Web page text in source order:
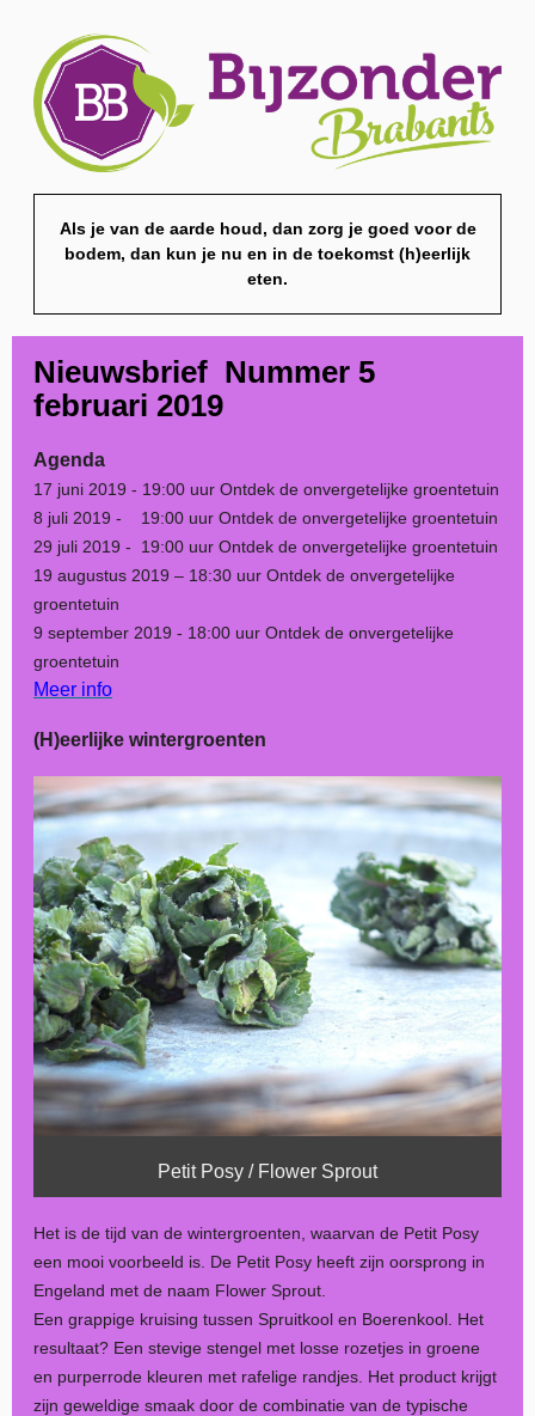
Als je van de aarde houd, dan zorg je goed voor de
bodem, dan kun je nu en in de toekomst (h)eerlijk
eten.
Nieuwsbrief Nummer 5
februari 2019
Agenda
17 juni 2019 - 19:00 uur Ontdek de onvergetelijke groentetuin
8 juli 2019 - 19:00 uur Ontdek de onvergetelijke groentetuin
29 juli 2019 - 19:00 uur Ontdek de onvergetelijke groentetuin
19 augustus 2019 – 18:30 uur Ontdek de onvergetelijke
groentetuin
9 september 2019 - 18:00 uur Ontdek de onvergetelijke
groentetuin
Meer info
(H)eerlijke wintergroenten
Petit Posy / Flower Sprout
Het is de tijd van de wintergroenten, waarvan de Petit Posy
een mooi voorbeeld is. De Petit Posy heeft zijn oorsprong in
Engeland met de naam Flower Sprout.
Een grappige kruising tussen Spruitkool en Boerenkool. Het
resultaat? Een stevige stengel met losse rozetjes in groene
en purperrode kleuren met rafelige randjes. Het product krijgt
zijn geweldige smaak door de combinatie van de typische